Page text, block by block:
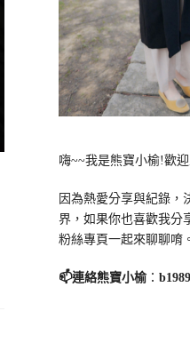
嗨~~我是熊寶小榆!歡
因為熱愛分享與紀錄，
界，如果你也喜歡我分
粉絲專頁一起來聊聊唷
📫連絡熊寶小榆：